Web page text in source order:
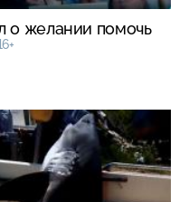
о желании помочь